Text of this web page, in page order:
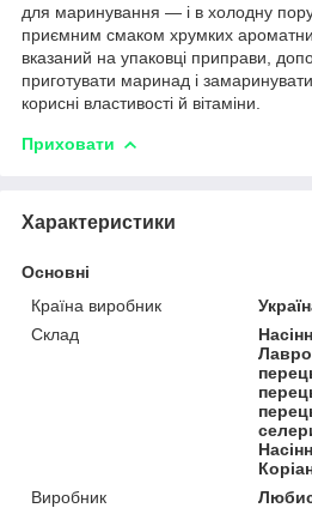
для маринування — і в холодну
приємним смаком хрумких
вказаний на упаковці приправи,
приготувати маринад і замаринувати
корисні властивості й вітаміни.
Приховати
Характеристики
Основні
Країна виробник
Склад
Виробник